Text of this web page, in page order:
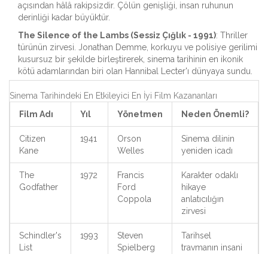
açısından hâlâ rakipsizdir. Çölün genişliği, insan ruhunun
derinliği kadar büyüktür.
The Silence of the Lambs (Sessiz Çığlık - 1991): Thriller
türünün zirvesi. Jonathan Demme, korkuyu ve polisiye gerilimi
kusursuz bir şekilde birleştirerek, sinema tarihinin en ikonik
kötü adamlarından biri olan Hannibal Lecter'ı dünyaya sundu.
Sinema Tarihindeki En Etkileyici En İyi Film Kazananları
Film Adı
Yıl Yönetmen Neden Önemli?
Citizen
Kane
1941
Orson
Welles
Sinema dilinin
yeniden icadı
The
Godfather
1972
Francis
Ford
Coppola
Karakter odaklı
hikaye
anlatıcılığın
zirvesi
Schindler's
List
1993
Steven
Spielberg
Tarihsel
travmanın insani